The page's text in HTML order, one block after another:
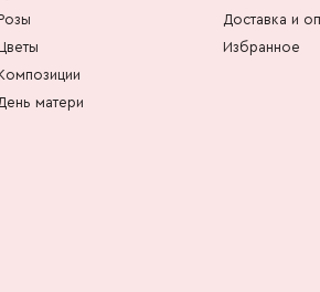
матери
Доставка и
Избранное